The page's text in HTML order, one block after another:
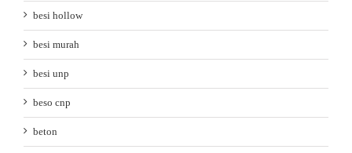
besi hollow
besi murah
besi unp
beso cnp
beton